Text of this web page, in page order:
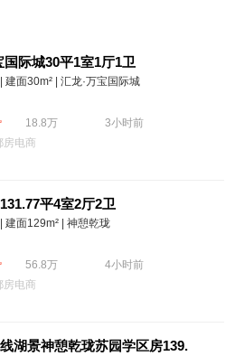
国际城30平1室1厅1卫
建面30m² | 汇龙·万宝国际城
18.8万
3小时前
房电商
平4室2厅2卫
建面129m² | 神憩乾珑
56.8万
4小时前
房电商
湖景神憩乾珑苏园学区房139.